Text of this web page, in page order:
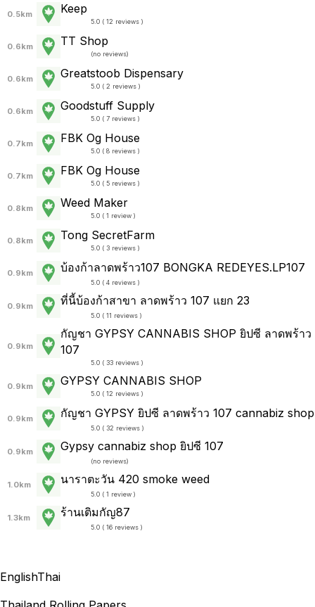
0.5km Keep
5.0 ( 12 reviews )
0.6km TT Shop
(no reviews)
0.6km Greatstoob Dispensary
5.0 ( 2 reviews )
0.6km Goodstuff Supply
5.0 ( 7 reviews )
0.7km FBK Og House
5.0 ( 8 reviews )
0.7km FBK Og House
5.0 ( 5 reviews )
0.8km Weed Maker
5.0 ( 1 review )
0.8km Tong Secret​Farm
5.0 ( 3 reviews )
0.9km บ้องก้าลาดพร้าว107 BONGKA REDEYES.LP107
5.0 ( 4 reviews )
0.9km ที่นี้บ้องก้าสาขา ลาดพร้าว 107 แยก 23
5.0 ( 11 reviews )
0.9km
กัญชา GYPSY CANNABIS SHOP ยิปซี ลาดพร้าว
107
5.0 ( 33 reviews )
0.9km GYPSY CANNABIS SHOP
5.0 ( 12 reviews )
0.9km กัญชา GYPSY ยิปซี ลาดพร้าว 107 cannabiz shop
5.0 ( 32 reviews )
0.9km Gypsy cannabiz shop ยิปซี 107
(no reviews)
1.0km นาราตะวัน 420 smoke weed
5.0 ( 1 review )
1.3km ร้านเติมกัญ87
5.0 ( 16 reviews )
EnglishThai